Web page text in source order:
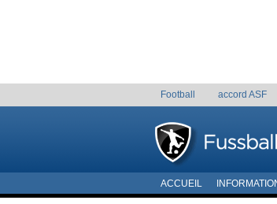
Football accord ASF
ACCUEIL